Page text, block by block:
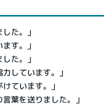
た。」
す。」
た。」
しています。」
ています。」
葉を送りました。」